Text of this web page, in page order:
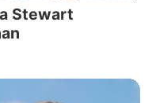
Stewart